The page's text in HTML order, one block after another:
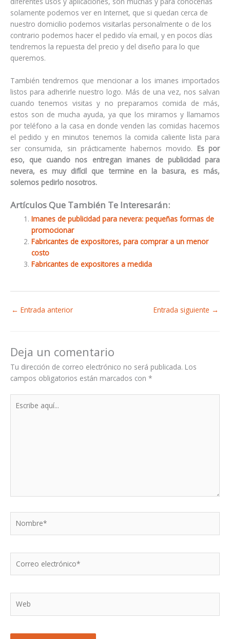
solamente podemos ver en Internet, que si quedan cerca de
nuestro domicilio podemos visitarlas personalmente o de los
contrario podemos hacer el pedido vía email, y en pocos días
tendremos la repuesta del precio y del diseño para lo que
queremos.
También tendremos que mencionar a los imanes importados
listos para adherirle nuestro logo. Más de una vez, nos salvan
cuando tenemos visitas y no preparamos comida de más,
estos son de mucha ayuda, ya que los miramos y llamamos
por teléfono a la casa en donde venden las comidas hacemos
el pedido y en minutos tenemos la comida caliente lista para
ser consumida, sin prácticamente habernos movido. Es por
eso, que cuando nos entregan imanes de publicidad para
nevera, es muy difícil que termine en la basura, es más,
solemos pedirlo nosotros.
Artículos Que También Te Interesarán:
Imanes de publicidad para nevera: pequeñas formas de
promocionar
Fabricantes de expositores, para comprar a un menor
costo
Fabricantes de expositores a medida
← Entrada anterior Entrada siguiente →
Deja un comentario
Tu dirección de correo electrónico no será publicada. Los
campos obligatorios están marcados con *
aquí...
electrónico*